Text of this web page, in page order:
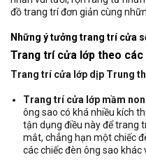
đồ trang trí đơn giản cùng
Những ý tưởng trang trí cửa
Trang trí cửa lớp theo các
Trang trí cửa lớp dịp Trung
Trang trí cửa lớp mầm
ông sao có khá nhiều kích
tận dụng điều này để trang
mắt, chẳng hạn một chiếc
các chiếc đèn ông sao